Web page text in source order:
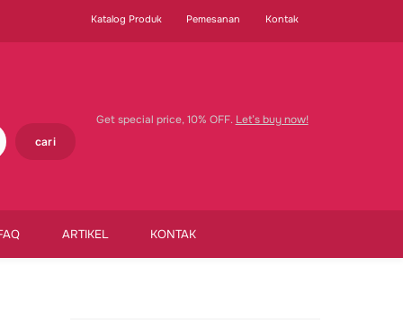
Katalog Produk Pemesanan Kontak
ARTIKEL KONTAK
cari
Get special price, 10% OFF. Let’s buy now!